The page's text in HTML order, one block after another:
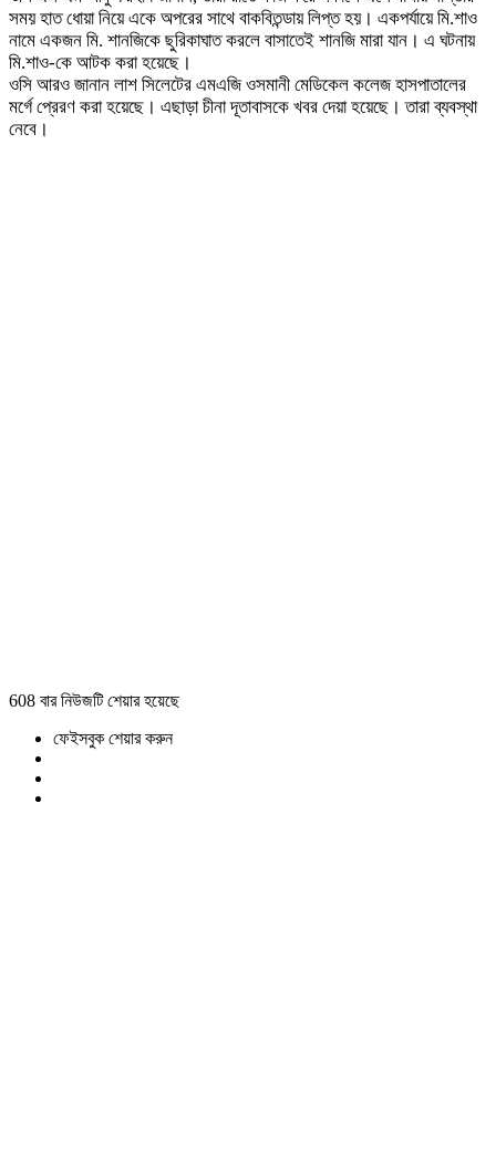
সময় হাত ধোয়া নিয়ে একে অপরের সাথে বাকবিতন্ডায় লিপ্ত হয়। একপর্যায়ে মি.শাও
নামে একজন মি. শানজিকে ছুরিকাঘাত করলে বাসাতেই শানজি মারা যান। এ ঘটনায়
মি.শাও-কে আটক করা হয়েছে।
ওসি আরও জানান লাশ সিলেটের এমএজি ওসমানী মেডিকেল কলেজ হাসপাতালের
মর্গে প্রেরণ করা হয়েছে। এছাড়া চীনা দূতাবাসকে খবর দেয়া হয়েছে। তারা ব্যবস্থা
নেবে।
608 বার নিউজটি শেয়ার হয়েছে
ফেইসবুক শেয়ার করুন